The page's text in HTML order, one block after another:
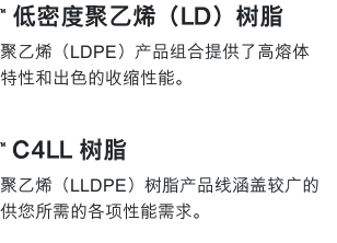
密度聚乙烯（LD）树脂
乙烯（LDPE）产品组合提供了高熔体
性和出色的收缩性能。
C4LL 树脂
乙烯（LLDPE）树脂产品线涵盖较广的
您所需的各项性能需求。